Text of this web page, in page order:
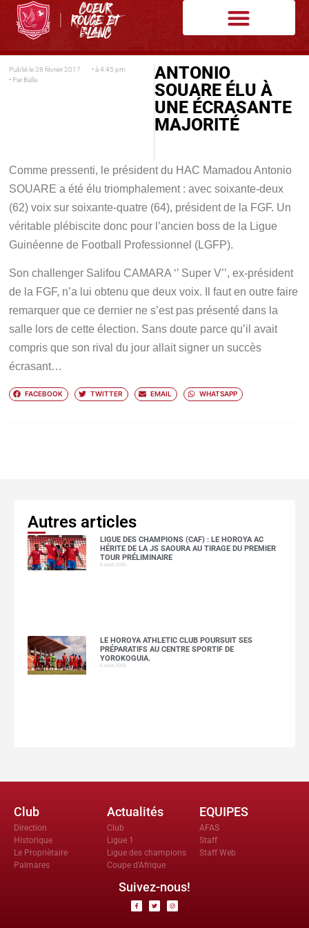
Publié le 28 février 2017 • à 4:45 pm
• Par Balla
ANTONIO
SOUARE ÉLU À
UNE ÉCRASANTE
MAJORITÉ
Comme pressenti, le président du HAC Mamadou Antonio
SOUARE a été élu triomphalement : avec soixante-deux
(62) voix sur soixante-quatre (64), président de la FGF. Un
véritable plébiscite donc pour l’ancien boss de la Ligue
Guinéenne de Football Professionnel (LGFP).
Son challenger Salifou CAMARA ‘’ Super V’’, ex-président
de la FGF, n’a lui obtenu que deux voix. Il faut en outre faire
remarquer que ce dernier ne s’est pas présenté dans la
salle lors de cette élection. Sans doute parce qu’il avait
compris que son rival du jour allait signer un succès
écrasant…
FACEBOOK TWITTER EMAIL WHATSAPP
Autres articles
LIGUE DES CHAMPIONS (CAF) : LE HOROYA AC
HÉRITE DE LA JS SAOURA AU TIRAGE DU PREMIER
TOUR PRÉLIMINAIRE
6 août 2026
LE HOROYA ATHLETIC CLUB POURSUIT SES
PRÉPARATIFS AU CENTRE SPORTIF DE
YOROKOGUIA.
6 août 2026
Club
Direction
Historique
Le Propriètaire
Palmares
Actualités
Club
Ligue 1
Ligue des champions
Coupe d'Afrique
EQUIPES
AFAS
Staff
Staff Web
Suivez-nous!